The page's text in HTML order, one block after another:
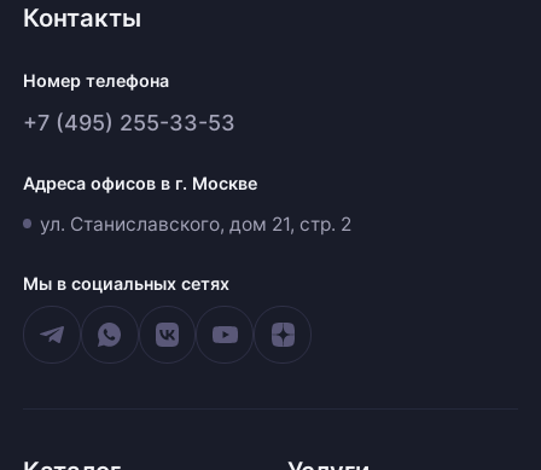
Контакты
Номер телефона
+7 (495) 255-33-53
Адреса офисов в г. Москве
ул. Станиславского, дом 21, стр. 2
Мы в социальных сетях